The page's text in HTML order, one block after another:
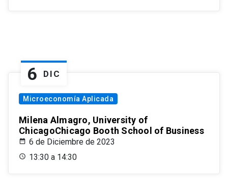
6 DIC
Microeconomía Aplicada
Milena Almagro, University of
ChicagoChicago Booth School of Business
6 de Diciembre de 2023
13:30 a 14:30